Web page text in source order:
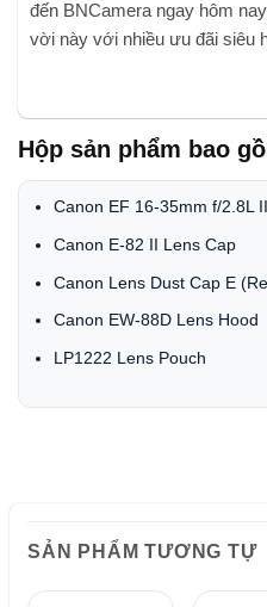
đến BNCamera ngay hôm
vời này với nhiều ưu đãi siêu
Hộp sản phẩm bao
Canon EF 16-35mm f/2.8L
Canon E-82 II Lens Cap
Canon Lens Dust Cap E
Canon EW-88D Lens Hood
LP1222 Lens Pouch
SẢN PHẨM TƯƠNG TỰ